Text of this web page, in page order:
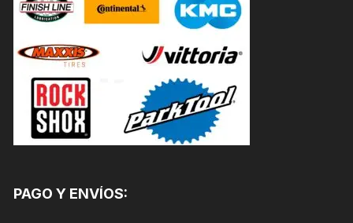
PAGO Y ENVÍOS: